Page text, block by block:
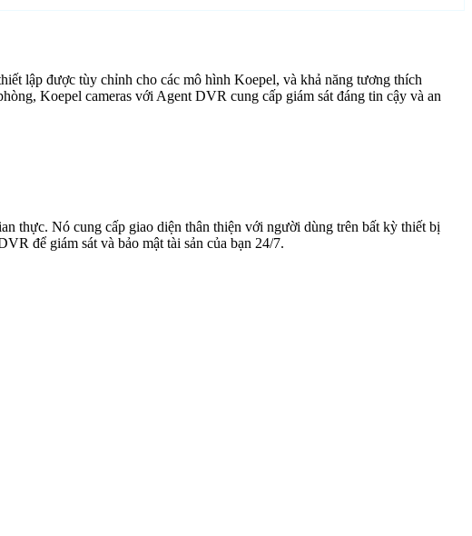
lập được tùy chỉnh cho các mô hình Koepel, và khả năng tương thích
Koepel cameras với Agent DVR cung cấp giám sát đáng tin cậy và an
thực. Nó cung cấp giao diện thân thiện với người dùng trên bất kỳ thiết bị
để giám sát và bảo mật tài sản của bạn 24/7.